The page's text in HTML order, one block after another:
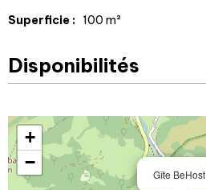
Superficie : 100 m²
Disponibilités
Gîte BeHost
+
−